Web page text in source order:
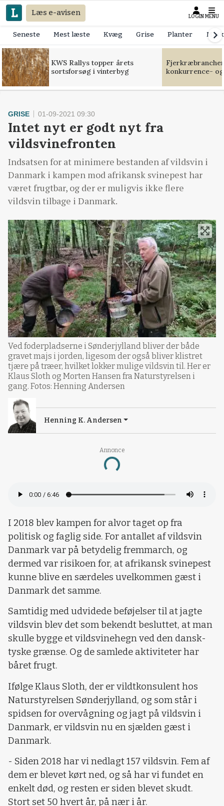
Læs e-avisen LOGIN MENU
Seneste Mest læste Kvæg Grise Planter
KWS Rallys topper årets
sortsforsøg i vinterbyg
konkurrence-
Annonce
Loading...
GRISE 01-09-2021 09:30
Intet nyt er godt nyt fra
vildsvinefronten
Indsatsen for at minimere bestanden af vildsvin i
Danmark i kampen mod afrikansk svinepest har
været frugtbar, og der er muligvis ikke flere
vildsvin tilbage i Danmark.
Ved foderpladserne i Sønderjylland bliver der både
gravet majs i jorden, ligesom der også bliver klistret
tjære på træer, hvilket lokker mulige vildsvin til. Her er
Klaus Sloth og Morten Hansen fra Naturstyrelsen i
gang. Fotos: Henning Andersen
Henning K. Andersen
I 2018 blev kampen for alvor taget op fra
politisk og faglig side. For antallet af vildsvin
Danmark var på betydelig fremmarch, og
dermed var risikoen for, at afrikansk svinepest
kunne blive en særdeles uvelkommen gæst i
Danmark det samme.
Samtidig med udvidede beføjelser til at jagte
vildsvin blev det som bekendt besluttet, at man
skulle bygge et vildsvinehegn ved den dansk-
tyske grænse. Og de samlede aktiviteter har
båret frugt.
Ifølge Klaus Sloth, der er vildtkonsulent hos
Naturstyrelsen Sønderjylland, og som står i
spidsen for overvågning og jagt på vildsvin i
Danmark, er vildsvin nu en sjælden gæst i
Danmark.
- Siden 2018 har vi nedlagt 157 vildsvin. Fem af
dem er blevet kørt ned, og så har vi fundet en
enkelt død, og resten er siden blevet skudt.
Stort set 50 hvert år, på nær i år.